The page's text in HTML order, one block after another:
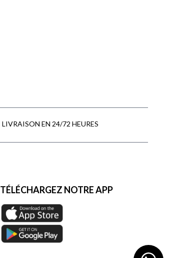
LIVRAISON EN 24/72 HEURES
TÉLÉCHARGEZ NOTRE APP